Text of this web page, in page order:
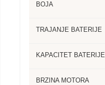
BOJA
TRAJANJE BATERIJE
KAPACITET BATERIJE
BRZINA MOTORA